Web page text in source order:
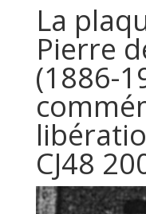
La
Pierre
(1886-
CJ48